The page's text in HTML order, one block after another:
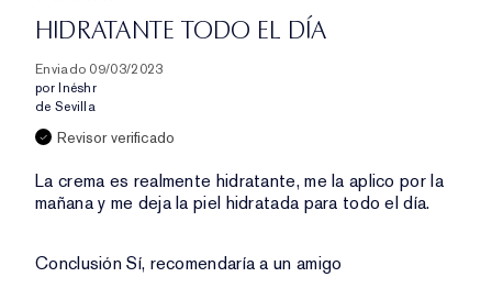
HIDRATANTE TODO EL DÍA
Enviado 09/03/2023
por Inéshr
de Sevilla
Revisor verificado
La crema es realmente hidratante, me la aplico por la
mañana y me deja la piel hidratada para todo el día.
ConclusiónSí, recomendaría a un amigo